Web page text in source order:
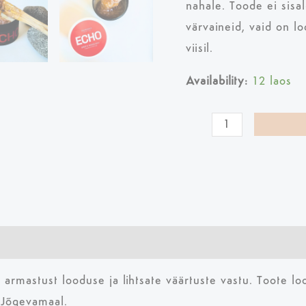
nahale. Toode ei
värvaineid, vaid on
viisil.
Availability: 12 laos
looduse ja lihtsate väärtuste vastu. Toote